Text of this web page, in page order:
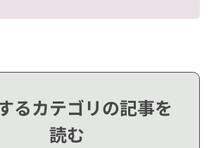
るカテゴリの記事を
読む